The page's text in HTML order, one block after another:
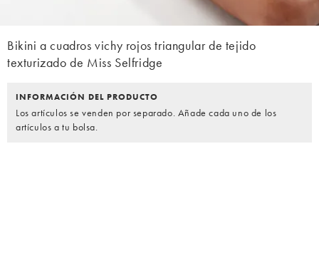
Bikini a cuadros vichy rojos triangular de tejido
texturizado de Miss Selfridge
INFORMACIÓN DEL PRODUCTO
Los artículos se venden por separado. Añade cada uno de los
artículos a tu bolsa.